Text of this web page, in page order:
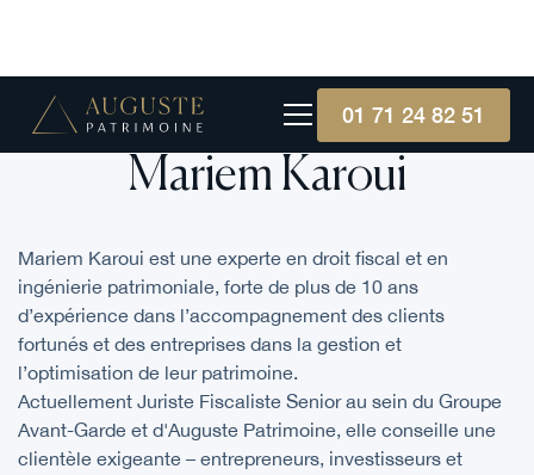
01 71 24 82 51
Mariem Karoui
Mariem Karoui est une experte en droit fiscal et en
ingénierie patrimoniale, forte de plus de 10 ans
d’expérience dans l’accompagnement des clients
fortunés et des entreprises dans la gestion et
l’optimisation de leur patrimoine.
Actuellement Juriste Fiscaliste Senior au sein du Groupe
Avant-Garde et d'Auguste Patrimoine, elle conseille une
clientèle exigeante – entrepreneurs, investisseurs et